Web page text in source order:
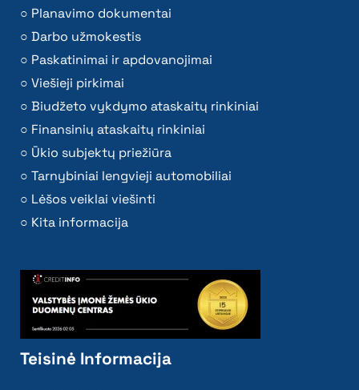
Planavimo dokumentai
Darbo užmokestis
Paskatinimai ir apdovanojimai
Viešieji pirkimai
Biudžeto vykdymo ataskaitų rinkiniai
Finansinių ataskaitų rinkiniai
Ūkio subjektų priežiūra
Tarnybiniai lengvieji automobiliai
Lėšos veiklai viešinti
Kita informacija
Teisinė Informacija